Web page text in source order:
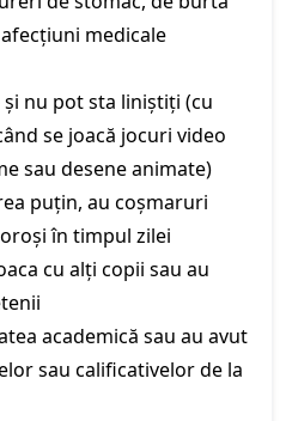
medicale
nu pot sta liniștiți (cu
se joacă jocuri video
sau desene animate)
puțin, au coșmaruri
în timpul zilei
cu alți copii sau au
academică sau au avut
sau calificativelor de la